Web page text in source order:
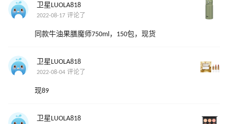
卫星LUOLA818
2022-08-17 评论了
同款牛油果膳魔师750ml，150包，现货
卫星LUOLA818
2022-08-04 评论了
现89
卫星LUOLA818